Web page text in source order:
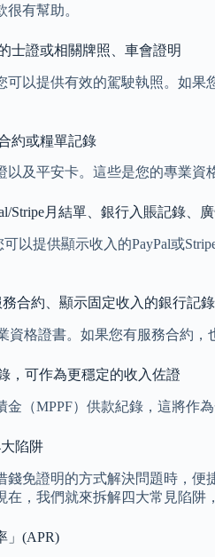
有幫助。
士證或相關牌照、車會證明
以提供有效的駕駛執照。如
約或糧單記錄
及平安卡。這些是您的專業
Stripe月結單、銀行入賬記錄、
以提供顯示收入的PayPal或
合約、顯示固定收入的銀行記錄
資格證書。如果您有服務合約
，可作為更穩定的收入佐證
（MPPF）供款紀錄，這將作
陷阱
免證明的方式解決問題時，
，我們就來拆解四大常見陷阱
」(APR)